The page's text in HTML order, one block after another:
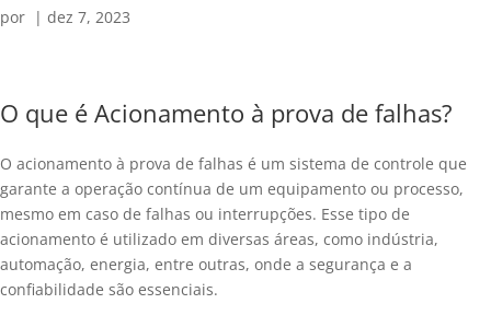
por | dez 7, 2023
O que é Acionamento à prova de falhas?
O acionamento à prova de falhas é um sistema de controle que
garante a operação contínua de um equipamento ou processo,
mesmo em caso de falhas ou interrupções. Esse tipo de
acionamento é utilizado em diversas áreas, como indústria,
automação, energia, entre outras, onde a segurança e a
confiabilidade são essenciais.